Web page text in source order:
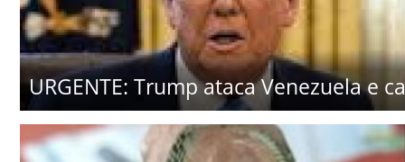
URGENTE: Trump ataca Venezuela e